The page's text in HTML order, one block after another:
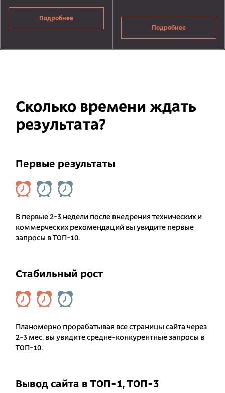
Подробнее
Подробнее
Сколько времени ждать
результата?
Первые результаты
В первые 2-3 недели после внедрения технических и
коммерческих рекомендаций вы увидите первые
запросы в ТОП-10.
Стабильный рост
Планомерно прорабатывая все страницы сайта через
2-3 мес. вы увидите средне-конкурентные запросы в
ТОП-10.
Вывод сайта в ТОП-1, ТОП-3